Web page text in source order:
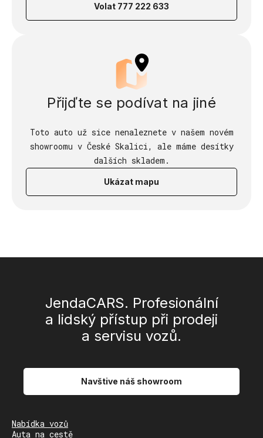
Volat 777 222 633
Přijďte se podívat na jiné
Toto auto už sice nenaleznete v našem novém
showroomu v České Skalici, ale máme desítky
dalších skladem.
Ukázat mapu
JendaCARS. Profesionální
a lidský přístup při prodeji
a servisu vozů.
Navštive náš showroom
Nabídka vozů
Auta na cestě